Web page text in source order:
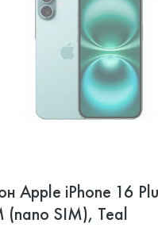
Apple iPhone 16
(nano SIM), Teal